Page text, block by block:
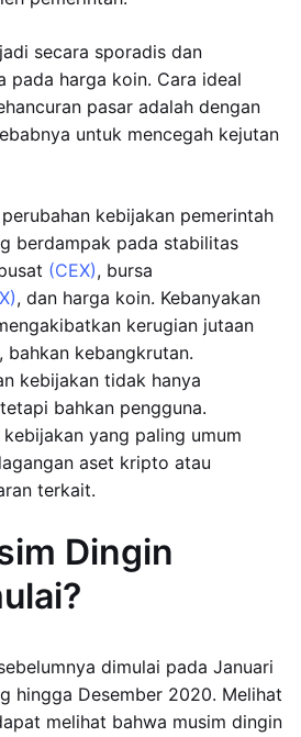
secara sporadis dan
pada harga koin. Cara ideal
pasar adalah dengan
untuk mencegah kejutan
kebijakan pemerintah
berdampak pada stabilitas
(CEX), bursa
, dan harga koin. Kebanyakan
kerugian jutaan
kebangkrutan.
kebijakan tidak hanya
bahkan pengguna.
yang paling umum
aset kripto atau
terkait.
Dingin
dimulai pada Januari
hingga Desember 2020. Melihat
melihat bahwa musim dingin